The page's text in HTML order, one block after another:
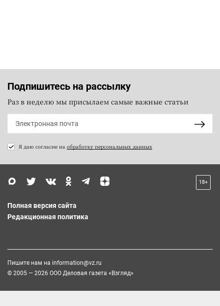
Подпишитесь на рассылку
Раз в неделю мы присылаем самые важные статьи
Я даю согласие на обработку персональных данных
18+
Полная версия сайта
Редакционная политика
Пишите нам на information@vz.ru
© 2005 — 2026 ООО Деловая газета «Взгляд»